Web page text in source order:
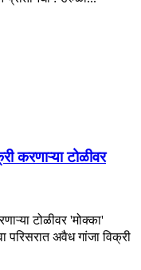
करणाऱ्या टोळीवर
टोळीवर 'मोक्का'
अवैध गांजा विक्री